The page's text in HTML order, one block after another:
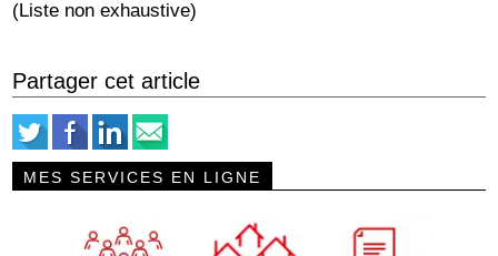
(Liste non exhaustive)
Partager cet article
MES SERVICES EN LIGNE